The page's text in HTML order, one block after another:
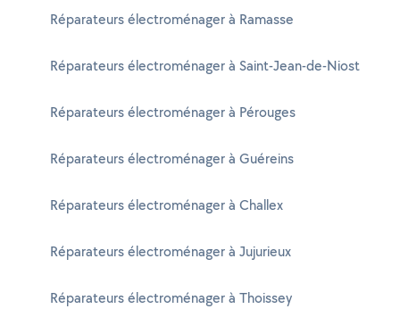
Réparateurs électroménager à Ramasse
Réparateurs électroménager à Saint-Jean-de-Niost
Réparateurs électroménager à Pérouges
Réparateurs électroménager à Guéreins
Réparateurs électroménager à Challex
Réparateurs électroménager à Jujurieux
Réparateurs électroménager à Thoissey